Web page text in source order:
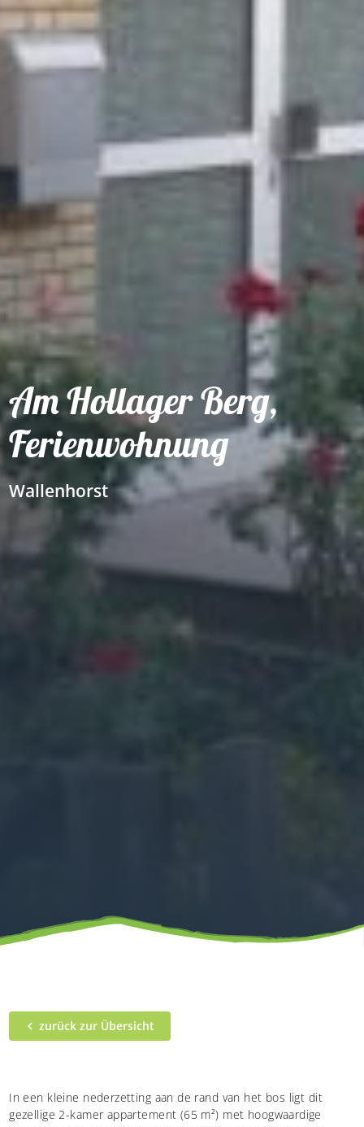
Am Hollager Berg,
Ferienwohnung
Wallenhorst
zurück zur Übersicht
In een kleine nederzetting aan de rand van het bos ligt dit
gezellige 2-kamer appartement (65 m²) met hoogwaardige